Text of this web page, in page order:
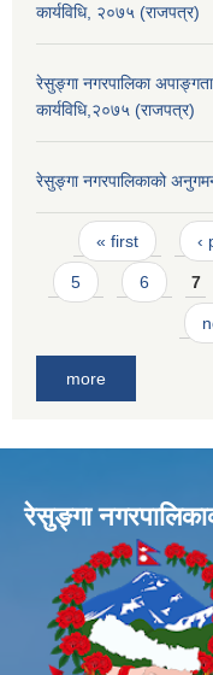
कार्यविधि, २०७५ (राजपत्र)
रेसुङ्गा नगरपालिका
कार्यविधि,२०७५ (राजपत्र)
रेसुङ्गा नगरपालिकाको
Pages
« first ‹
5 6 7
more
रेसुङ्गा